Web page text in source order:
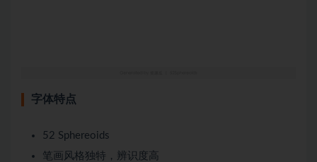
字体特点
52 Sphereoids
笔画风格独特，辨识度高